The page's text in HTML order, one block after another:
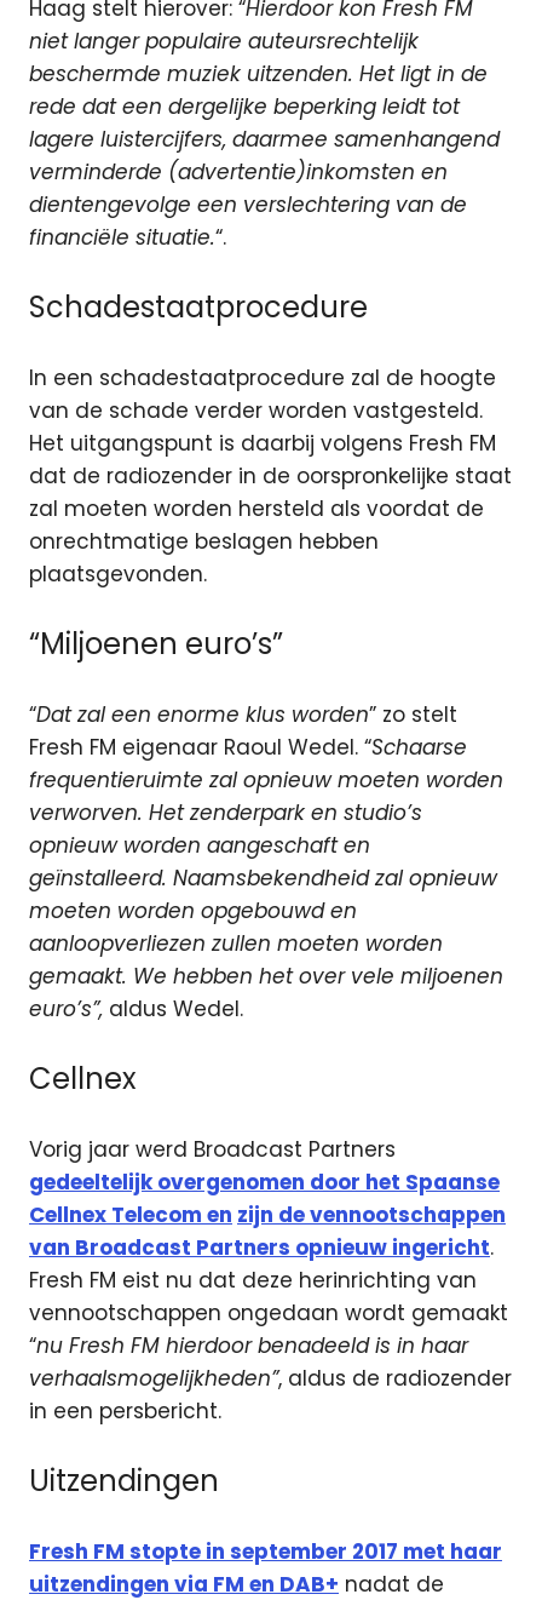
Haag stelt hierover: “Hierdoor kon Fresh FM
niet langer populaire auteursrechtelijk
beschermde muziek uitzenden. Het ligt in de
rede dat een dergelijke beperking leidt tot
lagere luistercijfers, daarmee samenhangend
verminderde (advertentie)inkomsten en
dientengevolge een verslechtering van de
financiële situatie.“.
Schadestaatprocedure
In een schadestaatprocedure zal de hoogte
van de schade verder worden vastgesteld.
Het uitgangspunt is daarbij volgens Fresh FM
dat de radiozender in de oorspronkelijke staat
zal moeten worden hersteld als voordat de
onrechtmatige beslagen hebben
plaatsgevonden.
“Miljoenen euro’s”
“Dat zal een enorme klus worden” zo stelt
Fresh FM eigenaar Raoul Wedel. “Schaarse
frequentieruimte zal opnieuw moeten worden
verworven. Het zenderpark en studio’s
opnieuw worden aangeschaft en
geïnstalleerd. Naamsbekendheid zal opnieuw
moeten worden opgebouwd en
aanloopverliezen zullen moeten worden
gemaakt. We hebben het over vele miljoenen
euro’s”, aldus Wedel.
Cellnex
Vorig jaar werd Broadcast Partners
gedeeltelijk overgenomen door het Spaanse
Cellnex Telecom en zijn de vennootschappen
van Broadcast Partners opnieuw ingericht.
Fresh FM eist nu dat deze herinrichting van
vennootschappen ongedaan wordt gemaakt
“nu Fresh FM hierdoor benadeeld is in haar
verhaalsmogelijkheden”, aldus de radiozender
in een persbericht.
Uitzendingen
Fresh FM stopte in september 2017 met haar
uitzendingen via FM en DAB+ nadat de